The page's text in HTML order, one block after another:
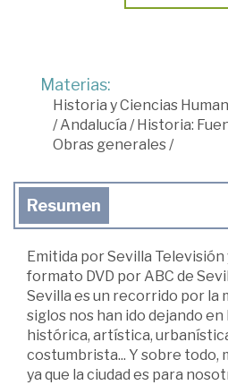
Materias:
Historia y Ciencias
/Andalucía /Historia:
Obras generales/
Resumen
Emitida por Sevilla
formato DVD por ABC de
Sevilla es un recorrido por la
siglos nos han ido dejando
histórica, artística,
costumbrista... Y sobre todo,
ya que la ciudad es para